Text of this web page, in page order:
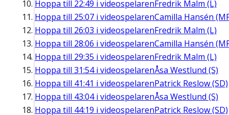
Hoppa till 22:49 i videospelarenFredrik Malm (L)
Hoppa till 25:07 i videospelarenCamilla Hansén
Hoppa till 26:03 i videospelarenFredrik Malm (L)
Hoppa till 28:06 i videospelarenCamilla Hansén
Hoppa till 29:35 i videospelarenFredrik Malm (L)
Hoppa till 31:54i videospelarenÅsa Westlund (S)
Hoppa till 41:41 i videospelarenPatrick Reslow (SD)
Hoppa till 43:04i videospelarenÅsa Westlund (S)
Hoppa till 44:19 i videospelarenPatrick Reslow (SD)